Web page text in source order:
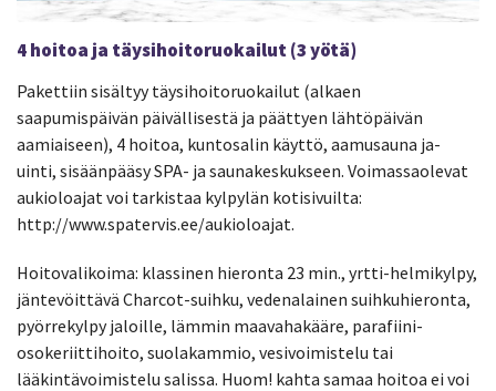
4 hoitoa ja täysihoitoruokailut (3 yötä)
Pakettiin sisältyy täysihoitoruokailut (alkaen
saapumispäivän päivällisestä ja päättyen lähtöpäivän
aamiaiseen), 4 hoitoa, kuntosalin käyttö, aamusauna ja-
uinti, sisäänpääsy SPA- ja saunakeskukseen. Voimassaolevat
aukioloajat voi tarkistaa kylpylän kotisivuilta:
http://www.spatervis.ee/aukioloajat.
Hoitovalikoima: klassinen hieronta 23 min., yrtti-helmikylpy,
jäntevöittävä Charcot-suihku, vedenalainen suihkuhieronta,
pyörrekylpy jaloille, lämmin maavahakääre, parafiini-
osokeriittihoito, suolakammio, vesivoimistelu tai
lääkintävoimistelu salissa. Huom! kahta samaa hoitoa ei voi